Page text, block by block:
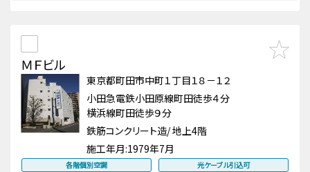
ＭＦビル
東京都町田市中町１丁目１８－１２
小田急電鉄小田原線町田徒歩４分
横浜線町田徒歩９分
鉄筋コンクリート造/ 地上4階
施工年月:1979年7月
各階個別空調 光ケーブル引込可